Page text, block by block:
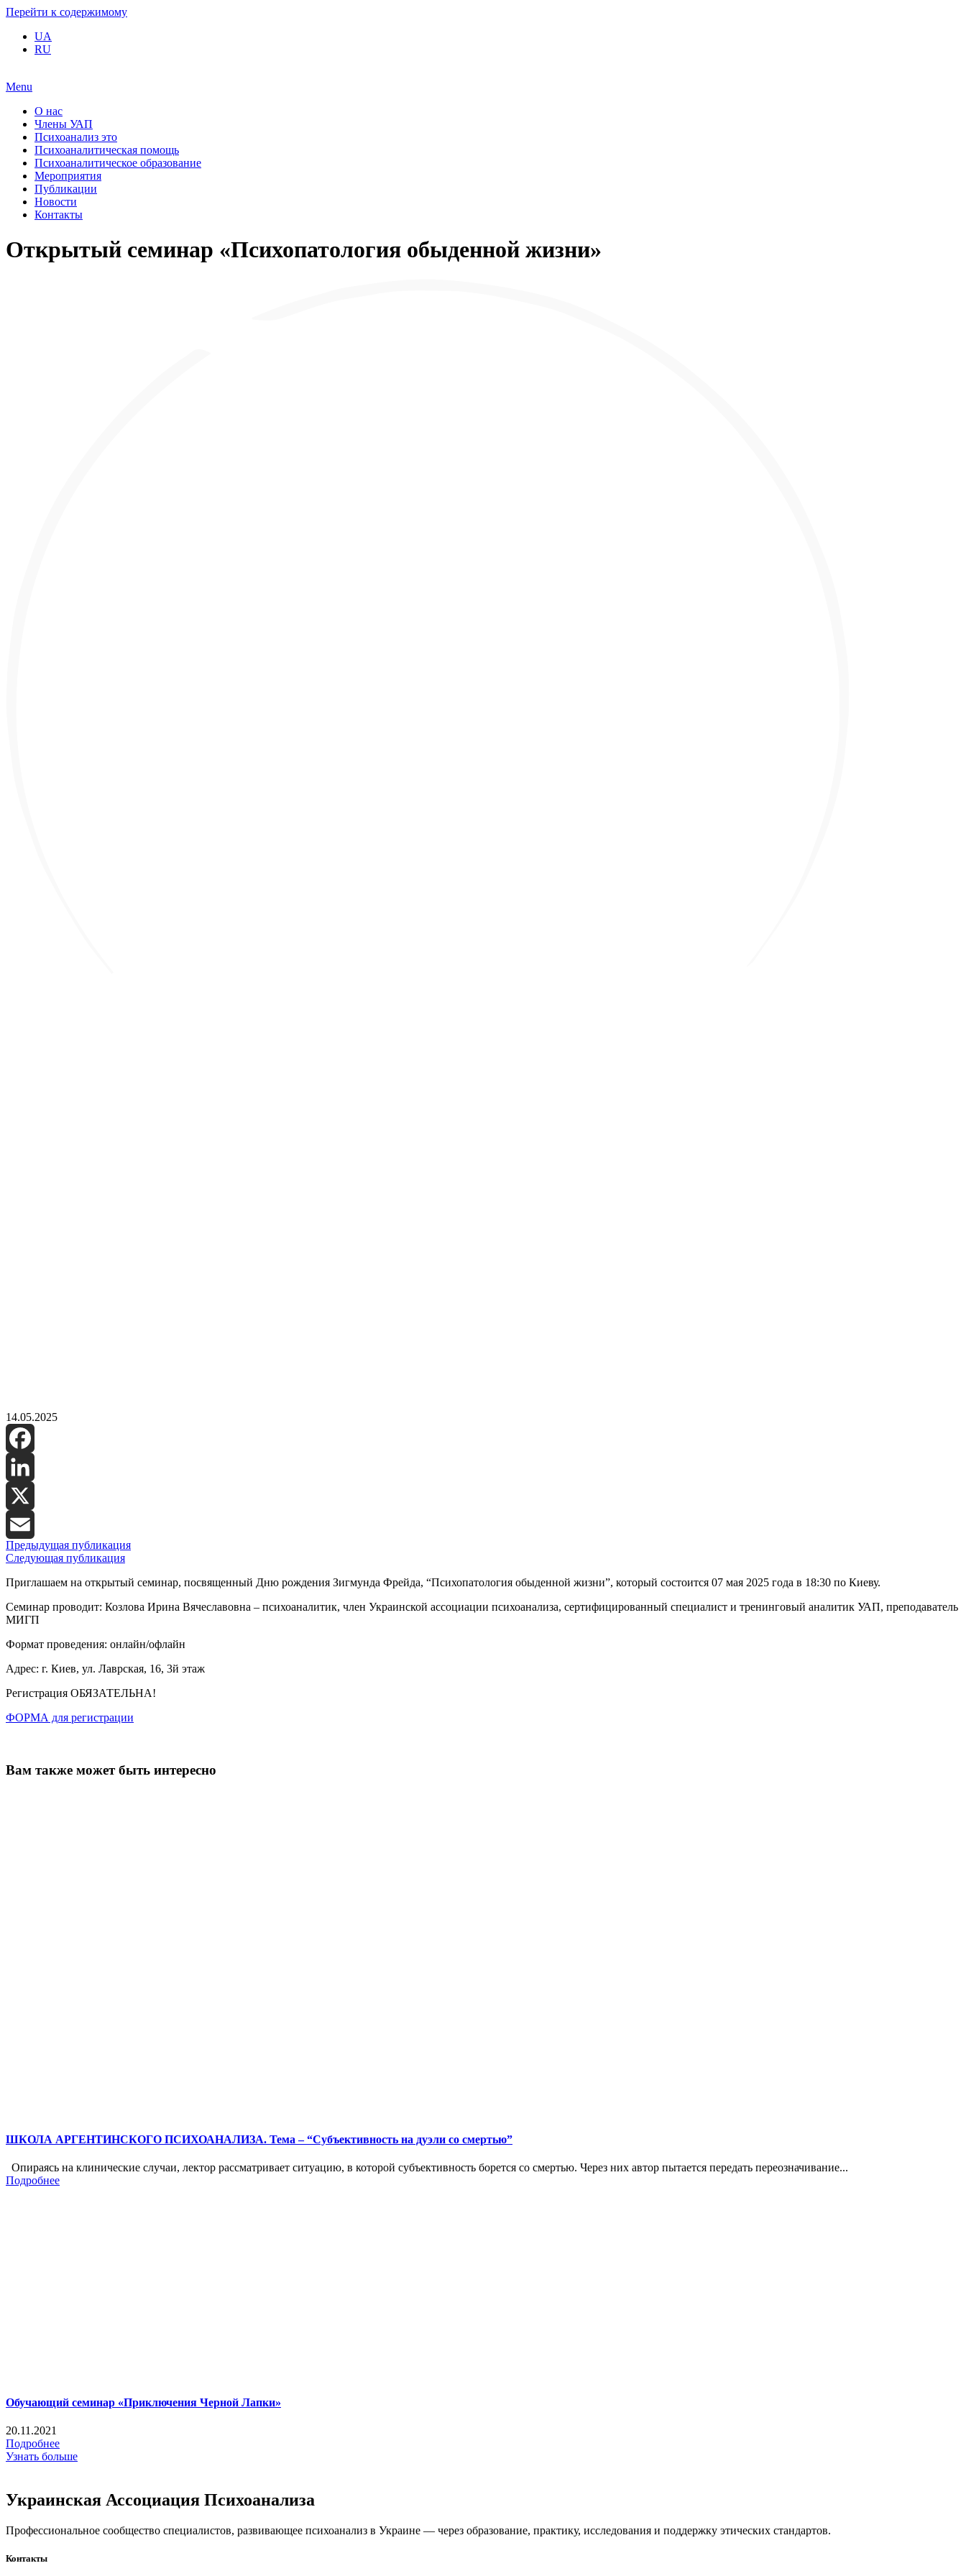
Перейти к содержимому
UA
RU
Menu
О нас
Члены УАП
Психоанализ это
Психоаналитическая помощь
Психоаналитическое образование
Мероприятия
Публикации
Новости
Контакты
Открытый семинар «Психопатология обыденной жизни»
14.05.2025
Facebook
LinkedIn
X
Email
Предыдущая публикация
Следующая публикация
Приглашаем на открытый семинар, посвященный Дню рождения Зигмунда Фрейда, “Психопатология обыденной жизни”, который состоится 07 мая 2025 года в 18:30 по Киеву.
Семинар проводит: Козлова Ирина Вячеславовна – психоаналитик, член Украинской ассоциации психоанализа, сертифицированный специалист и тренинговый аналитик УАП, преподаватель
МИГП
Формат проведения: онлайн/офлайн
Адрес: г. Киев, ул. Лаврская, 16, 3й этаж
Регистрация ОБЯЗАТЕЛЬНА!
ФОРМА для регистрации
Вам также может быть интересно
ШКОЛА АРГЕНТИНСКОГО ПСИХОАНАЛИЗА. Тема – “Субъективность на дуэли со смертью”
Опираясь на клинические случаи, лектор рассматривает ситуацию, в которой субъективность борется со смертью. Через них автор пытается передать переозначивание...
Подробнее
Обучающий семинар «Приключения Черной Лапки»
20.11.2021
Подробнее
Узнать больше
Украинская Ассоциация Психоанализа
Профессиональное сообщество специалистов, развивающее психоанализ в Украине — через образование, практику, исследования и поддержку этических стандартов.
Контакты